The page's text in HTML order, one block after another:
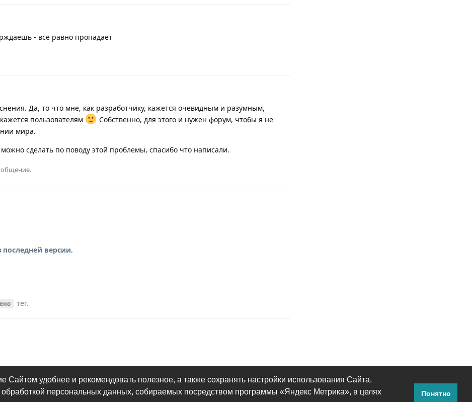
Сайтом удобнее и рекомендовать полезное, а также сохранять настройки использования Сайта.
персональных данных, собираемых посредством программы «Яндекс Метрика», в целях
Понятно
- все равно пропадает
Да, то что мне, как разработчику, кажется очевидным и разумным,
пользователям
Собственно, для этого и нужен форум, чтобы я не
мира.
сделать по поводу этой проблемы, спасибо что написали.
последней версии.
тег.